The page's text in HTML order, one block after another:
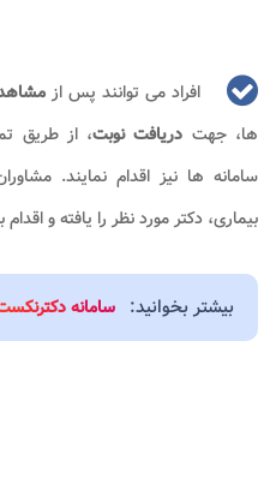
افراد می توانند پس از
ها، جهت دریافت نوبت، از طریق
سامانه ها نیز اقدام نمایند.
بیماری، دکتر مورد نظر را یافته و
بیشتر بخوانید: سامانه